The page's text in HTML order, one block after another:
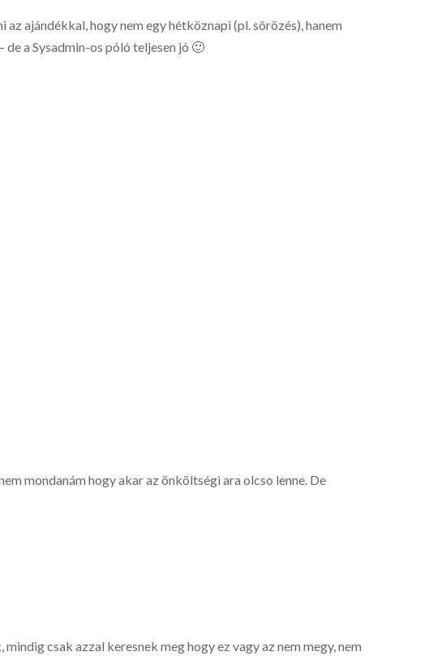
ajándékkal, hogy nem egy hétköznapi (pl. sörözés), hanem
a Sysadmin-os póló teljesen jó 🙂
mondanám hogy akar az önköltségi ara olcso lenne. De
csak azzal keresnek meg hogy ez vagy az nem megy, nem